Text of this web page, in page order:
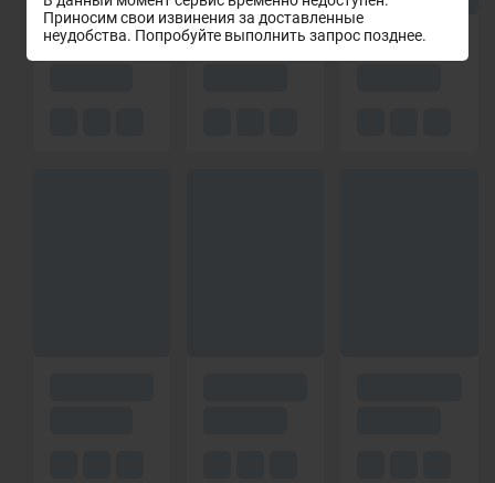
Приносим свои извинения за доставленные
неудобства. Попробуйте выполнить запрос позднее.